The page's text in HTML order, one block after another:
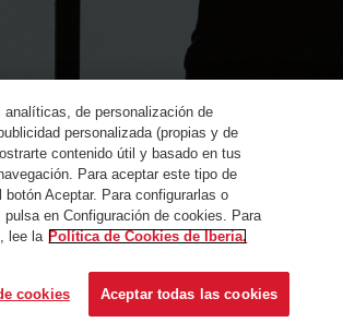
analíticas, de personalización de
personalizada (propias y de
contenido útil y basado en tus
Para aceptar este tipo de
Aceptar. Para configurarlas o
pulsa en Configuración de cookies. Para
lee la Política de Cookies de Iberia.
cookies Aceptar todas las cookies